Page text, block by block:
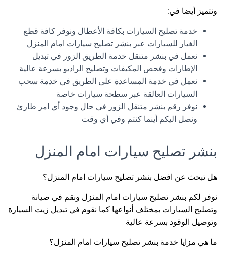
ونتميز أيضا في:
خدمة تصليح السيارات بكافة الأعطال ونوفر كافة قطع
الغيار للسيارات عبر بنشر تصليح سيارات امام المنزل
نعمل في بنشر متنقل خدمة الطريق الزور في تبديل
الإطارات وفحص المكيفات وتصليح الراديو بسرعة عالية
نعمل في خدمة المساعدة على الطريق في خدمة سحب
السيارات العالقة عبر سطحة سيارات خاصة
نوفر رقم بنشر متنقل الزور في حال وجود أي امر طارئ
ونصل اليكم أينما كنتم وفي أي وقت
بنشر تصليح سيارات امام المنزل
هل تبحث عن افضل بنشر تصليح سيارات امام المنزل؟
نوفر لكم بنشر تصليح سيارات امام المنزل ونقم في صيانة
وتصليح السيارات بمختلف أنواعها كما نقوم في تبديل زيت السيارة
وتوصيل الوقود بسرعة عالية
ما هي مزايا خدمة بنشر تصليح سيارات امام المنزل؟